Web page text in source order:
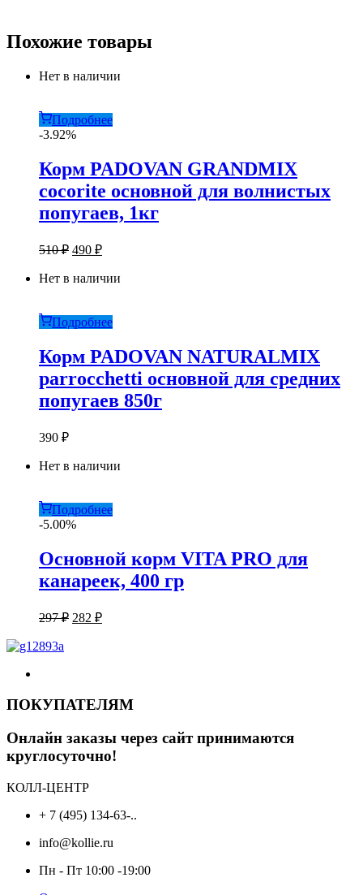
Похожие товары
Нет в наличии
Подробнее
-3.92%
Корм PADOVAN GRANDMIX
cocorite основной для волнистых
попугаев, 1кг
510₽ Первоначальная
составляла
490 ₽Текущая
490 ₽.
Нет в наличии
Подробнее
Корм PADOVAN NATURALMIX
parrocchetti основной для средних
попугаев 850г
390 ₽
Нет в наличии
Подробнее
-5.00%
Основной корм VITA PRO для
канареек, 400 гр
297₽ Первоначальная
282 ₽Текущая
ПОКУПАТЕЛЯМ
Онлайн заказы через сайт принимаются
круглосуточно!
КОЛЛ-ЦЕНТР
+ 7 (495) 134-63-..
info@kollie.ru
Пн - Пт 10:00 -19:00